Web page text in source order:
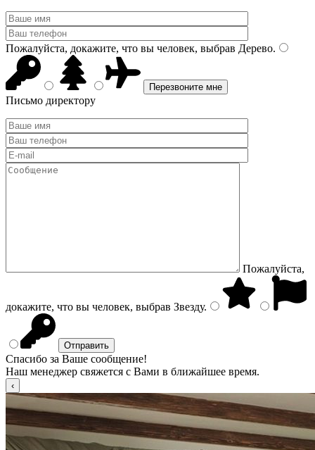
Пожалуйста, докажите, что вы человек, выбрав Дерево.
Письмо директору
Пожалуйста,
докажите, что вы человек, выбрав Звезду.
Спасибо за Ваше сообщение!
Наш менеджер свяжется с Вами в ближайшее время.